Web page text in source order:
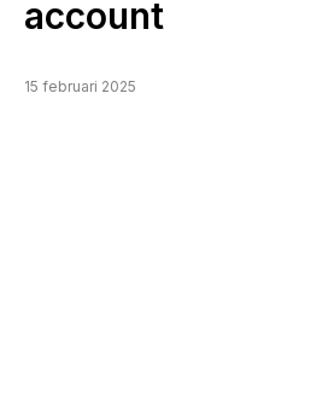
account
15 februari 2025